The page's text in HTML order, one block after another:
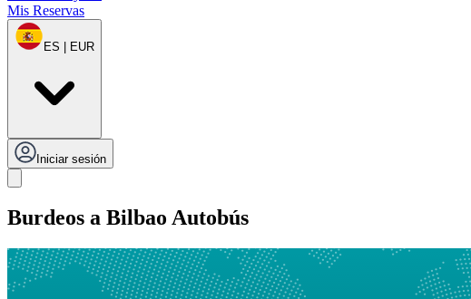
Mis Reservas
ES | EUR
Iniciar sesión
Burdeos a Bilbao Autobús